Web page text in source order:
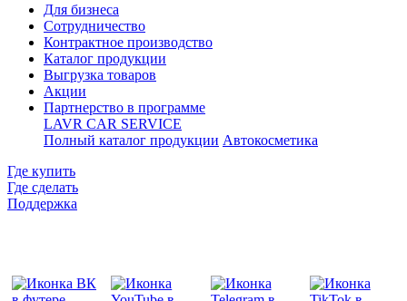
Для бизнеса
Сотрудничество
Контрактное производcтво
Каталог продукции
Выгрузка товаров
Акции
Партнерство в программе
LAVR CAR SERVICE
Полный каталог продукции Автокосметика
Где купить
Где сделать
Поддержка